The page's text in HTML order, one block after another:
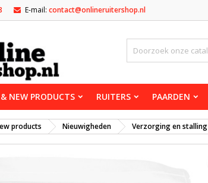
E-mail: contact@onlineruitershop.nl
NEW PRODUCTS RUITERS PAARDEN
products Nieuwigheden Verzorging en stalling